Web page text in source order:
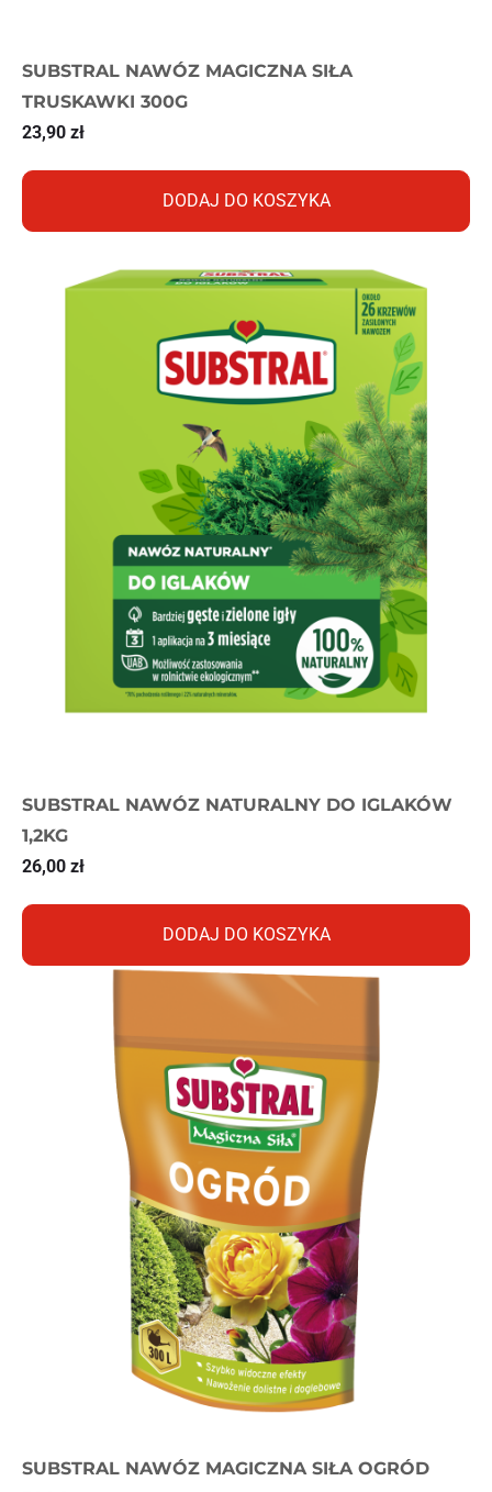
SUBSTRAL NAWÓZ MAGICZNA SIŁA
TRUSKAWKI 300G
23,90 zł
DODAJ DO KOSZYKA
SUBSTRAL NAWÓZ NATURALNY DO IGLAKÓW
1,2KG
26,00 zł
DODAJ DO KOSZYKA
SUBSTRAL NAWÓZ MAGICZNA SIŁA OGRÓD